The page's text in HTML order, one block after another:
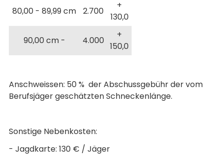
80,00 - 89,99 cm 2.700
+
130,0
90,00 cm - 4.000
+
150,0
Anschweissen: 50 % der Abschussgebühr der vom
Berufsjäger geschätzten Schneckenlänge.
Sonstige Nebenkosten:
- Jagdkarte: 130 € / Jäger